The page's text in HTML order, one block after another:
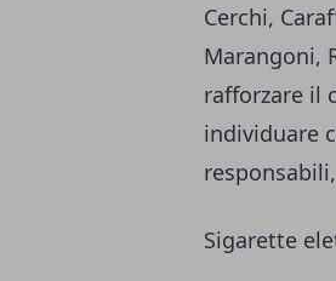
Cerchi,
Marangoni,
rafforzare il
individuare
Sigarette